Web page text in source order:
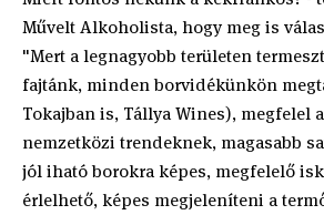
Művelt Alkoholista, hogy meg is
"Mert a legnagyobb területen
fajtánk, minden borvidékünkön
Tokajban is, Tállya Wines), megfelel
nemzetközi trendeknek, magasabb
jól iható borokra képes, megfelelő
érlelhető, képes megjeleníteni a